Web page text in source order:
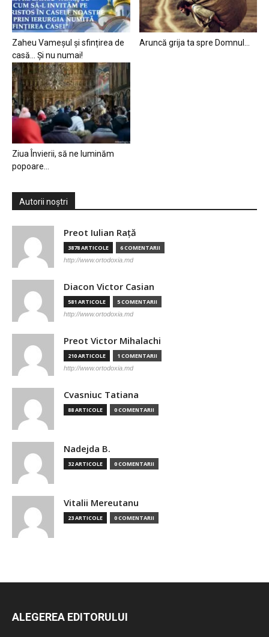
Zaheu Vameșul și sfințirea de
casă… Și nu numai!
Aruncă grija ta spre Domnul…
Ziua Învierii, să ne luminăm
popoare…
Autorii noștri
Preot Iulian Raţă
3878 ARTICOLE 6 COMENTARII
http://www.ortodoxia.md
Diacon Victor Casian
581 ARTICOLE 5 COMENTARII
http://www.ortodoxia.md
Preot Victor Mihalachi
210 ARTICOLE 1 COMENTARII
http://www.ortodoxia.md
Cvasniuc Tatiana
88 ARTICOLE 0 COMENTARII
Nadejda B.
32 ARTICOLE 0 COMENTARII
Vitalii Mereutanu
23 ARTICOLE 0 COMENTARII
ALEGEREA EDITORULUI